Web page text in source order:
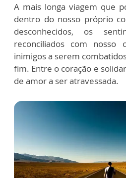
A mais longa viagem que
dentro do nosso próprio
desconhecidos, os
reconciliados com nosso
inimigos a serem
fim. Entre o coração e
de amor a ser atravessada.